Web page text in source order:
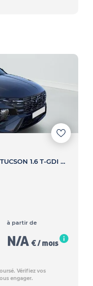
1.6 T-GDI HYBRID 239 N LINE - TUCSON 1.6 T-GDI HYBRID 239 N LINE
à partir de
N/A € / mois
Vérifiez vos
engager.